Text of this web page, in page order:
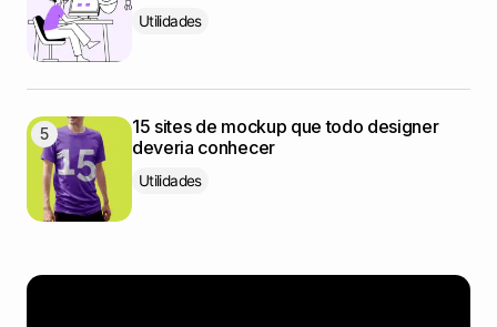
Utilidades
15 sites de mockup que todo designer
deveria conhecer
Utilidades